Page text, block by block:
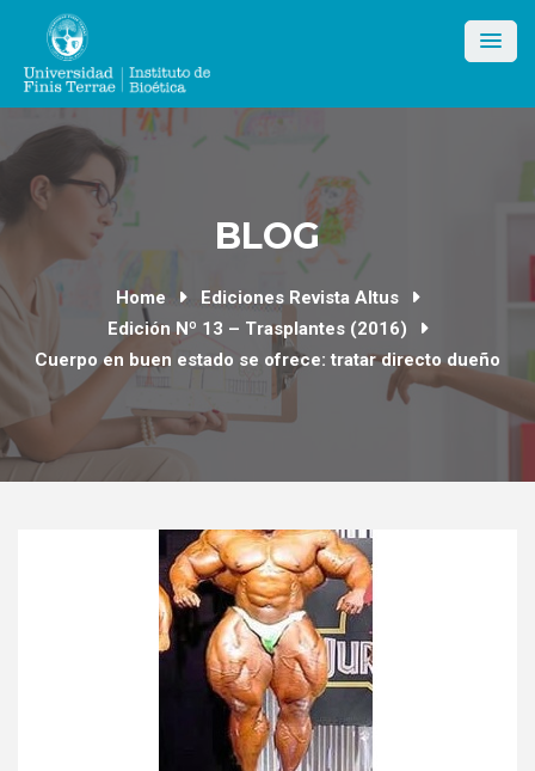
content
BLOG
Home
Ediciones Revista Altus
Edición Nº 13 – Trasplantes (2016)
Cuerpo en buen estado se ofrece: tratar directo dueño